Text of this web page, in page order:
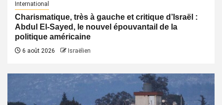
International
Charismatique, très à gauche et critique d’Israël :
Abdul El-Sayed, le nouvel épouvantail de la
politique américaine
6 août 2026 Israëlien